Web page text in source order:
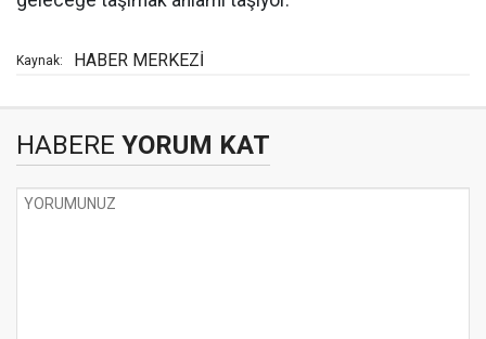
Kaynak: HABER MERKEZİ
HABERE YORUM KAT